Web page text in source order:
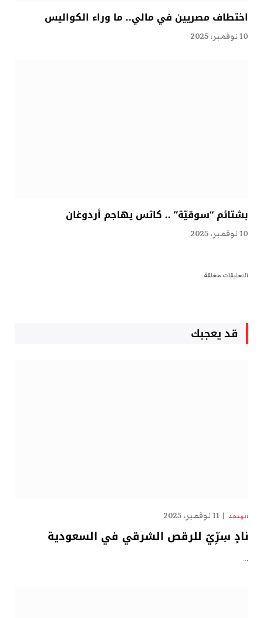
اختطاف مصريين في مالي.. ما وراء الكواليس
10 نوفمبر، 2025
بشتائم “سوقيّة” .. كاتس يهاجم أردوغان
10 نوفمبر، 2025
التعليقات مغلقة.
قد يعجبك
الهدهد 11 نوفمبر، 2025
نادٍ سِرِّيّ للرقص الشرقي في السعودية
…